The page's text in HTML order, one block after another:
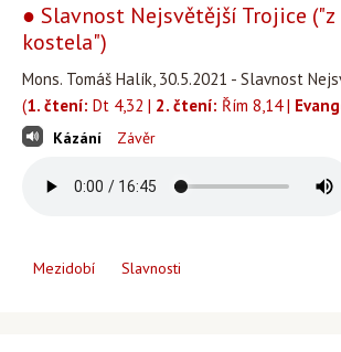
● Slavnost Nejsvětější Trojice ("z
kostela")
Mons. Tomáš Halík, 30.5.2021 - Slavnost
(1. čtení: Dt 4,32 | 2. čtení: Řím 8,14 |
Kázání Závěr
Mezidobí Slavnosti